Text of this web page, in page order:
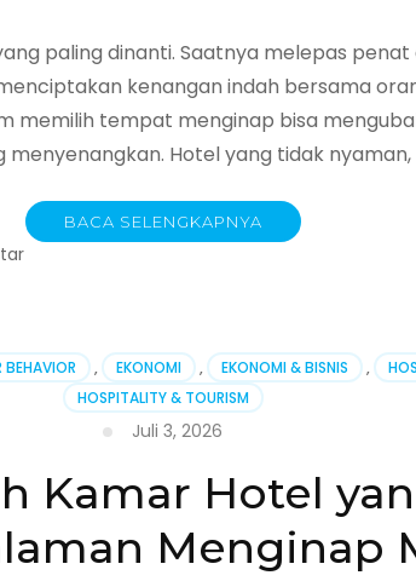
paling dinanti. Saatnya melepas
kenangan indah bersama
memilih tempat menginap bisa
Hotel yang tidak nyaman,
BACA SELENGKAPNYA
pada
Tepat
untuk
Liburan
Lengkap
agar
Tak
BEHAVIOR , EKONOMI , EKONOMI & BISNIS ,
HOSPITALITY & TOURISM
Juli 3, 2026
Kamar Hotel
Menginap